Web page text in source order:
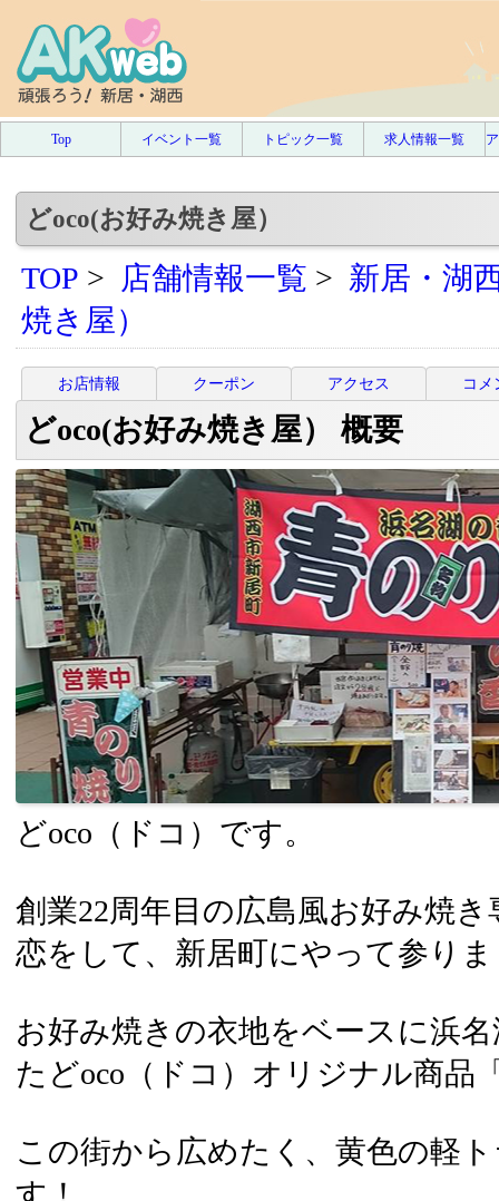
Top イベント一覧 トピック一覧 求人情報一覧
どoco(お好み焼き屋）
TOP > 店舗情報一覧 > 新居・湖
焼き屋）
お店情報 クーポン アクセス コメ
どoco(お好み焼き屋） 概要
どoco（ドコ）です。
創業22周年目の広島風お好み焼
恋をして、新居町にやって参り
お好み焼きの衣地をベースに浜
たどoco（ドコ）オリジナル商品
この街から広めたく、黄色の軽
す！